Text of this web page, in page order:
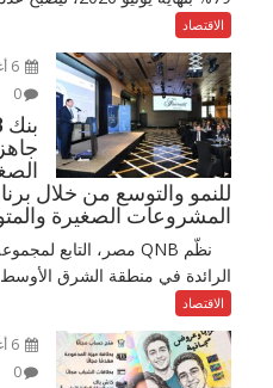
الاقتصاد
0
للنمو والتوسع من خلال
المشروعات الصغيرة
الرائدة في منطقة الشرق الأوسط
الاقتصاد
0